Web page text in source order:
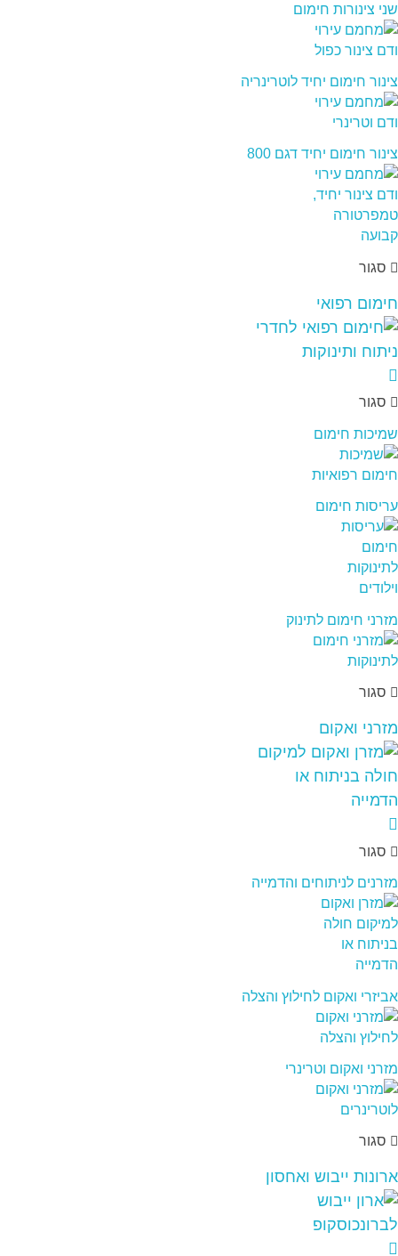
שני צינורות חימום
צינור חימום יחיד לוטרינריה
צינור חימום יחיד דגם 800
סגור
חימום רפואי
סגור
שמיכות חימום
עריסות חימום
מזרני חימום לתינוק
סגור
מזרני ואקום
סגור
מזרנים לניתוחים והדמייה
אביזרי ואקום לחילוץ והצלה
מזרני ואקום וטרינרי
סגור
ארונות ייבוש ואחסון